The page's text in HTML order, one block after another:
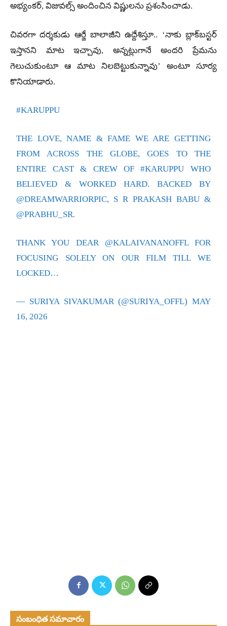
అభ్యంకర్, విజువల్స్ అందించిన విష్ణులను ప్రశంసించాడు.
చివరగా దర్శకుడు ఆర్జే బాలాజీని ఉద్దేశిస్తూ.. ‘నాకు బ్లాక్‌బస్టర్
ఇస్తానని మాట ఇచ్చావు, అన్నట్లుగానే అందరి ప్రేమను
గెలుచుకుంటూ ఆ మాట నిలబెట్టుకున్నావు’ అంటూ సూర్య
కొనియాడారు.
#KARUPPU
THE LOVE, NAME & FAME WE ARE GETTING
FROM ACROSS THE GLOBE, GOES TO THE
ENTIRE CAST & CREW OF#KARUPPU WHO
BELIEVED & WORKED HARD. BACKED BY
@DREAMWARRIORPIC, S R PRAKASH BABU &
@PRABHU_SR.
THANK YOU DEAR @KALAIVANANOFFLFOR
FOCUSING SOLELY ON OUR FILM TILL WE
LOCKED…
— SURIYA SIVAKUMAR (@SURIYA_OFFL) MAY
16, 2026
సంబంధిత సమాచారం